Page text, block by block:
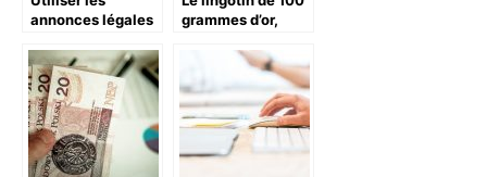
annonces légales
essentiels
grammes d’or,